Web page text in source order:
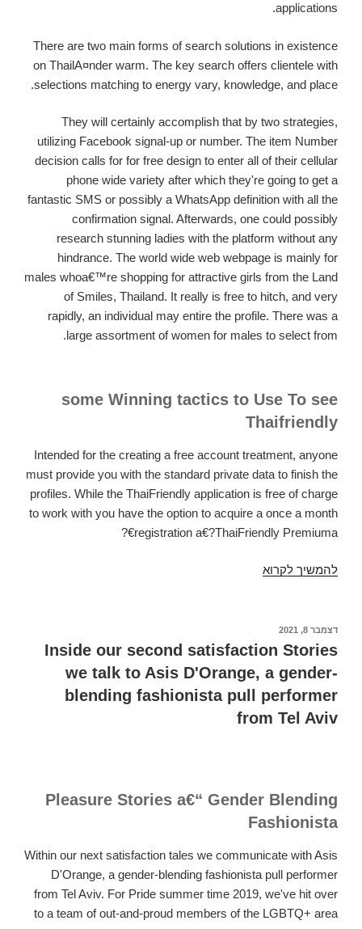
applications.
There are two main forms of search solutions in existence
on ThailA¤nder warm. The key search offers clientele with
selections matching to energy vary, knowledge, and place.
They will certainly accomplish that by two strategies,
utilizing Facebook signal-up or number. The item Number
decision calls for for free design to enter all of their cellular
phone wide variety after which they're going to get a
fantastic SMS or possibly a WhatsApp definition with all the
confirmation signal. Afterwards, one could possibly
research stunning ladies with the platform without any
hindrance. The world wide web webpage is mainly for
males whoa€™re shopping for attractive girls from the Land
of Smiles, Thailand. It really is free to hitch, and very
rapidly, an individual may entire the profile. There was a
large assortment of women for males to select from.
some Winning tactics to Use To see
Thaifriendly
Intended for the creating a free account treatment, anyone
must provide you with the standard private data to finish the
profiles. While the ThaiFriendly application is free of charge
to work with you have the option to acquire a once a month
registration a€?ThaiFriendly Premiuma€?
להמשיך לקרוא
that
by
two
practices,
utilizing
or
maybe
Number
פורסם
דצמבר 8, 2021
Inside our second satisfaction Stories
we talk to Asis D'Orange, a gender-
blending fashionista pull performer
from Tel Aviv
Pleasure Stories a€“ Gender Blending
Fashionista
Within our next satisfaction tales we communicate with Asis
D'Orange, a gender-blending fashionista pull performer
from Tel Aviv. For Pride summer time 2019, we've hit over
to a team of out-and-proud members of the LGBTQ+ area